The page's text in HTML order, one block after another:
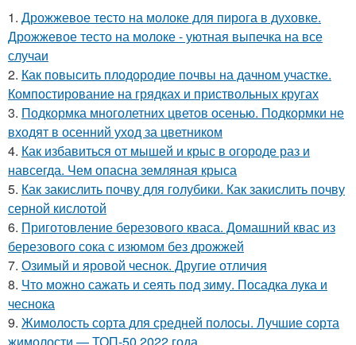
1. Дрожжевое тесто на молоке для пирога в духовке.
Дрожжевое тесто на молоке - уютная выпечка на все
случаи
2. Как повысить плодородие почвы на дачном участке.
Компостирование на грядках и приствольных кругах
3. Подкормка многолетних цветов осенью. Подкормки не
входят в осенний уход за цветником
4. Как избавиться от мышей и крыс в огороде раз и
навсегда. Чем опасна земляная крыса
5. Как закислить почву для голубики. Как закислить почву
серной кислотой
6. Приготовление березового кваса. Домашний квас из
березового сока с изюмом без дрожжей
7. Озимый и яровой чеснок. Другие отличия
8. Что можно сажать и сеять под зиму. Посадка лука и
чеснока
9. Жимолость сорта для средней полосы. Лучшие сорта